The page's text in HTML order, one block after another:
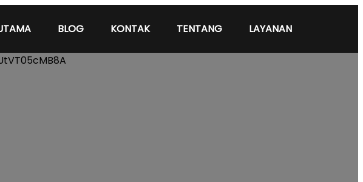
BLOG KONTAK TENTANG LAYANAN